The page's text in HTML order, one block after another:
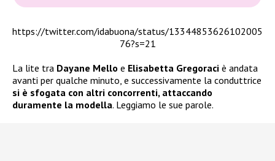
https://twitter.com/idabuona/status/13344853626102005
76?s=21
La lite tra Dayane Mello e Elisabetta Gregoraci è andata
avanti per qualche minuto, e successivamente la conduttrice
si è sfogata con altri concorrenti, attaccando
duramente la modella. Leggiamo le sue parole.